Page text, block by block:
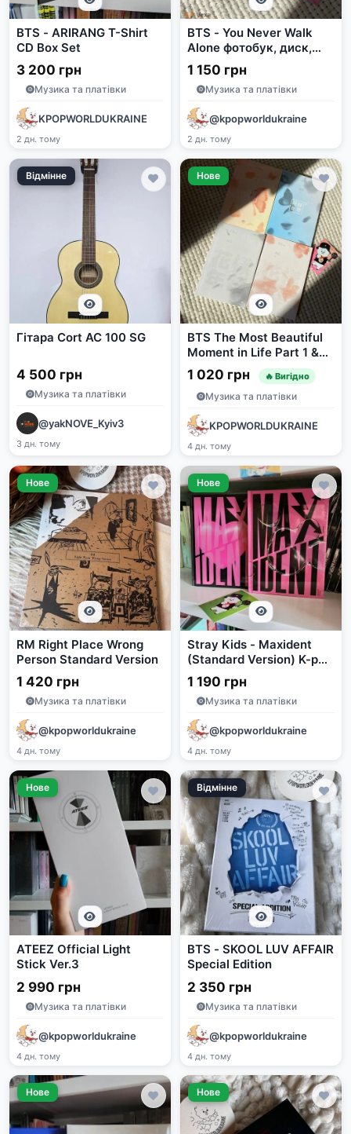
BTS - ARIRANG T-Shirt
CD Box Set
3 200 грн
Музика та платівки
KPOPWORLDUKRAINE
2 дн. тому
BTS - You Never Walk
Alone фотобук, диск,
фотокарточка
1 150 грн
Музика та платівки
@kpopworldukraine
2 дн. тому
Відмінне
Гітара Cort AC 100 SG
4 500 грн
Музика та платівки
@yakNOVE_Kyiv3
3 дн. тому
Нове
BTS The Most Beautiful
Moment in Life Part 1 &
Part 2 (CD, Photobook,
Photocard)
1 020 грн 🔥 Вигідно
Музика та платівки
KPOPWORLDUKRAINE
4 дн. тому
Нове
RM Right Place Wrong
Person Standard Version
1 420 грн
Музика та платівки
@kpopworldukraine
4 дн. тому
Нове
Stray Kids - Maxident
(Standard Version) K-pop
Album
1 190 грн
Музика та платівки
@kpopworldukraine
4 дн. тому
Нове
ATEEZ Official Light
Stick Ver.3
2 990 грн
Музика та платівки
@kpopworldukraine
4 дн. тому
Відмінне
BTS - SKOOL LUV AFFAIR
Special Edition
2 350 грн
Музика та платівки
@kpopworldukraine
4 дн. тому
Нове Нове